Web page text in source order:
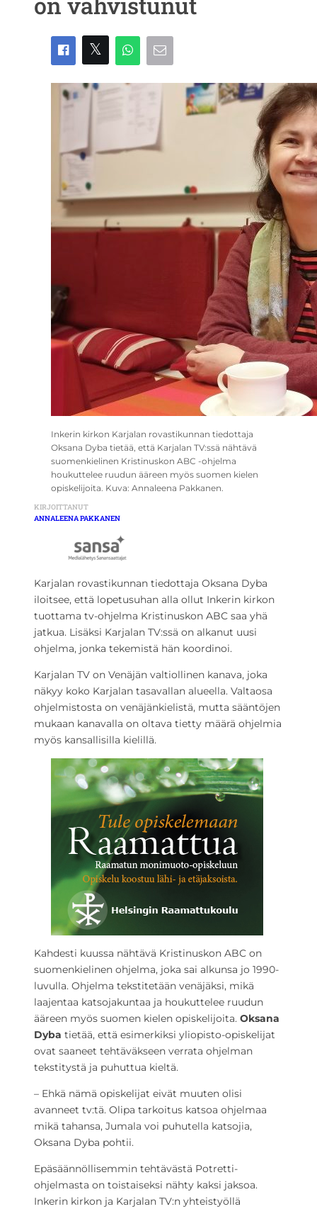
Inkerin kirkon Karjalan rovastikunnan tiedottaja
Oksana Dyba tietää, että Karjalan TV:ssä nähtävä
suomenkielinen Kristinuskon ABC -ohjelma
houkuttelee ruudun ääreen myös suomen kielen
opiskelijoita. Kuva: Annaleena Pakkanen.
KIRJOITTANUT
ANNALEENA PAKKANEN
Karjalan rovastikunnan tiedottaja Oksana Dyba
iloitsee, että lopetusuhan alla ollut Inkerin kirkon
tuottama tv-ohjelma Kristinuskon ABC saa yhä
jatkua. Lisäksi Karjalan TV:ssä on alkanut uusi
ohjelma, jonka tekemistä hän koordinoi.
Karjalan TV on Venäjän valtiollinen kanava, joka
näkyy koko Karjalan tasavallan alueella. Valtaosa
ohjelmistosta on venäjänkielistä, mutta sääntöjen
mukaan kanavalla on oltava tietty määrä ohjelmia
myös kansallisilla kielillä.
Kahdesti kuussa nähtävä Kristinuskon ABC on
suomenkielinen ohjelma, joka sai alkunsa jo 1990-
luvulla. Ohjelma tekstitetään venäjäksi, mikä
laajentaa katsojakuntaa ja houkuttelee ruudun
ääreen myös suomen kielen opiskelijoita. Oksana
Dyba tietää, että esimerkiksi yliopisto-opiskelijat
ovat saaneet tehtäväkseen verrata ohjelman
tekstitystä ja puhuttua kieltä.
– Ehkä nämä opiskelijat eivät muuten olisi
avanneet tv:tä. Olipa tarkoitus katsoa ohjelmaa
mikä tahansa, Jumala voi puhutella katsojia,
Oksana Dyba pohtii.
Epäsäännöllisemmin tehtävästä Potretti-
ohjelmasta on toistaiseksi nähty kaksi jaksoa.
Inkerin kirkon ja Karjalan TV:n yhteistyöllä